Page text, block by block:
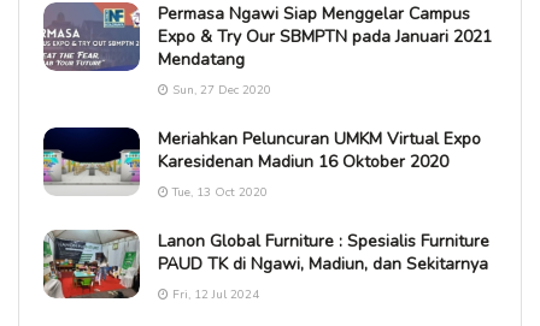
Permasa Ngawi Siap Menggelar Campus
Expo & Try Our SBMPTN pada Januari 2021
Mendatang
Sun, 27 Dec 2020
Meriahkan Peluncuran UMKM Virtual Expo
Karesidenan Madiun 16 Oktober 2020
Tue, 13 Oct 2020
Lanon Global Furniture : Spesialis Furniture
PAUD TK di Ngawi, Madiun, dan Sekitarnya
Fri, 12 Jul 2024